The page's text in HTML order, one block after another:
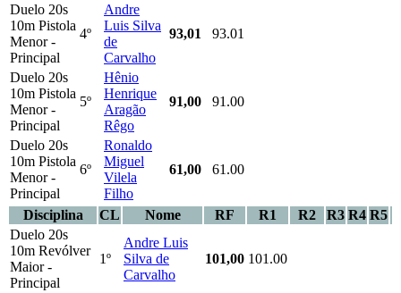
Duelo 20s
10m Pistola
Menor -
Principal
4º
Andre
Luis Silva
de
Carvalho
93,01 93.01
Duelo 20s
10m Pistola
Menor -
Principal
5º
Hênio
Henrique
Aragão
Rêgo
91,00 91.00
Duelo 20s
10m Pistola
Menor -
Principal
6º
Ronaldo
Miguel
Vilela
Filho
61,00 61.00
Disciplina CL Nome RF R1 R2 R3 R4 R5
Duelo 20s
10m Revólver
Maior -
Principal
1º
Andre Luis
Silva de
Carvalho
101,00 101.00